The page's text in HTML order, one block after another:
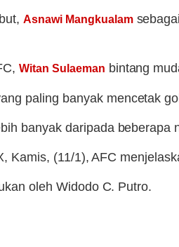
Asnawi Mangkualam
Witan Sulaeman bintang
paling banyak mencetak
banyak daripada beberapa
Kamis, (11/1), AFC
oleh Widodo C. Putro.